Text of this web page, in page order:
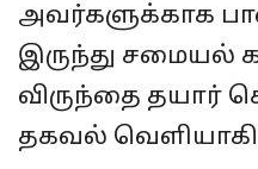
அவர்களுக்காக
இருந்து
விருந்தை தயார்
தகவல்